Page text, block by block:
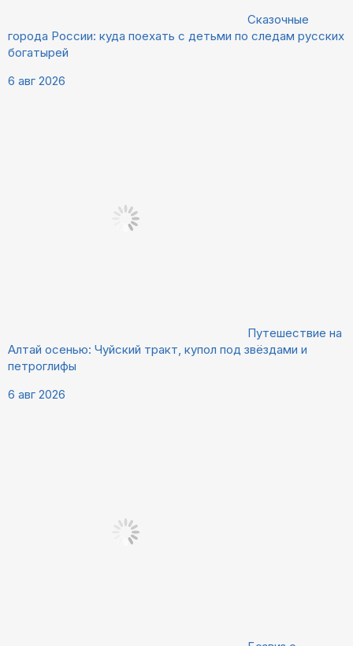
Сказочные
города России: куда поехать с детьми по следам русских
богатырей
6 авг 2026
Путешествие на
Алтай осенью: Чуйский тракт, купол под звёздами и
петроглифы
6 авг 2026